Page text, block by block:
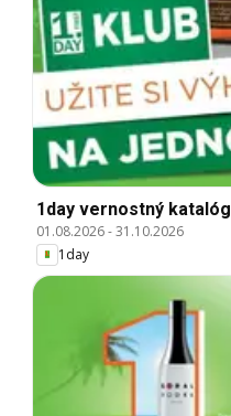
1day vernostný katalóg
01.08.2026-31.10.2026
1day